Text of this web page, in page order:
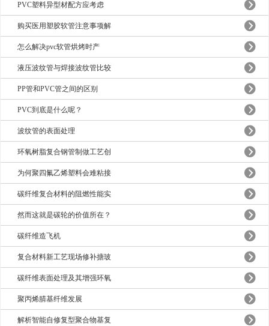
PVC塑料异型材配方应考虑
购买医用塑胶软管注意事项解
怎么解决pvc软管烘烤时产
液压波纹管与焊接波纹管比较
PP管和PVC管之间的区别
PVC到底是什么呢？
波纹管的表面处理
环氧树脂复合钢管制做工艺创
为何聚四氟乙烯塑料会难粘接
碳纤维复合材料的阻燃性能实
然而这就是碳轮的价值所在？
碳纤维造飞机
复合材料新工艺现场修补搪玻
碳纤维表面处理及其增强环氧
聚丙烯腈基纤维发展
解析智能自修复型聚合物基复